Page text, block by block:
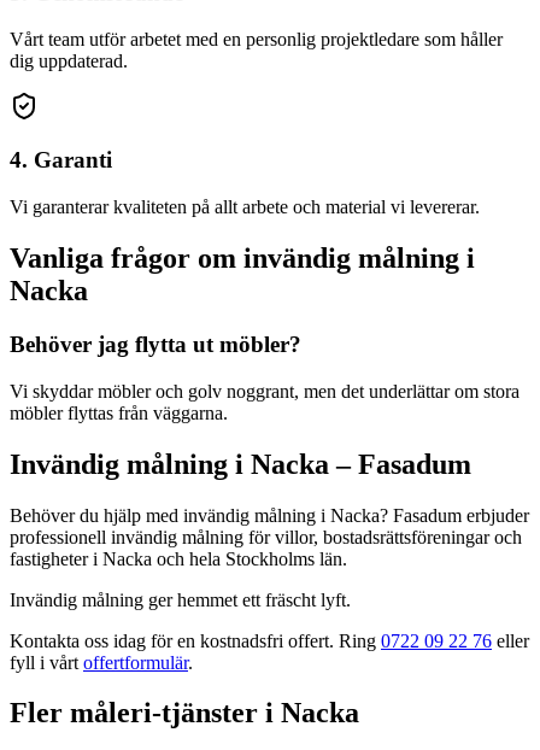
Vårt team utför arbetet med en personlig projektledare som håller
dig uppdaterad.
4. Garanti
Vi garanterar kvaliteten på allt arbete och material vi levererar.
Vanliga frågor om invändig målning i
Nacka
Behöver jag flytta ut möbler?
Vi skyddar möbler och golv noggrant, men det underlättar om stora
möbler flyttas från väggarna.
Invändig målning i Nacka – Fasadum
Behöver du hjälp med invändig målning i Nacka? Fasadum erbjuder
professionell invändig målning för villor, bostadsrättsföreningar och
fastigheteri Nacka och hela Stockholms län.
Invändig målning ger hemmet ett fräscht lyft.
Kontakta oss idag för en kostnadsfri offert. Ring 0722 09 22 76 eller
fyll i vårt offertformulär.
Fler måleri-tjänster i Nacka